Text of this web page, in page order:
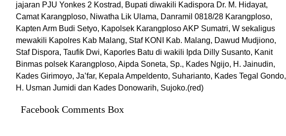
jajaran PJU Yonkes 2 Kostrad, Bupati diwakili Kadispora Dr. M. Hidayat,
Camat Karangploso, Niwatha Lik Ulama, Danramil 0818/28 Karangploso,
Kapten Arm Budi Setyo, Kapolsek Karangploso AKP Sumatri, W sekaligus
mewakili Kapolres Kab Malang, Staf KONI Kab. Malang, Dawud Mudjiono,
Staf Dispora, Taufik Dwi, Kaporles Batu di wakili Ipda Dilly Susanto, Kanit
Binmas polsek Karangploso, Aipda Soneta, Sp., Kades Ngijo, H. Jainudin,
Kades Girimoyo, Ja’far, Kepala Ampeldento, Suharianto, Kades Tegal Gondo,
H. Usman Jumidi dan Kades Donowarih, Sujoko.(red)
Facebook Comments Box